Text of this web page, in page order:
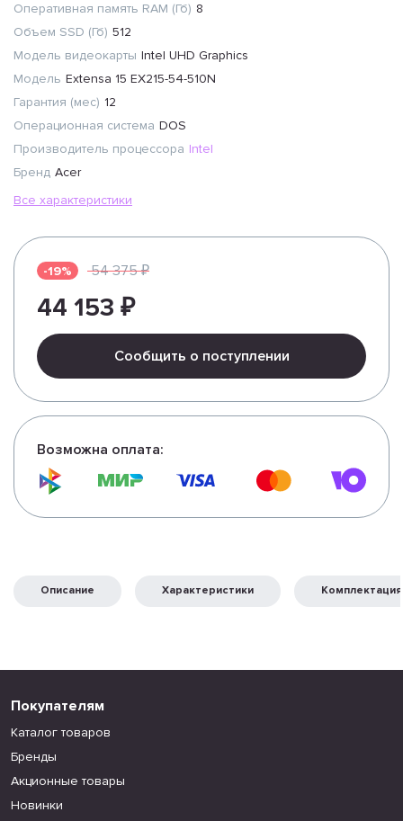
Оперативная память RAM (Гб) 8
Объем SSD (Гб) 512
Модель видеокарты Intel UHD Graphics
Модель Extensa 15 EX215-54-510N
Гарантия (мес) 12
Операционная система DOS
Производитель процессора Intel
Бренд Acer
Все характеристики
-19% 54 375 ₽
44 153 ₽
Сообщить о поступлении
Возможна оплата:
Описание Характеристики Комплектация
Покупателям
Каталог товаров
Бренды
Акционные товары
Новинки